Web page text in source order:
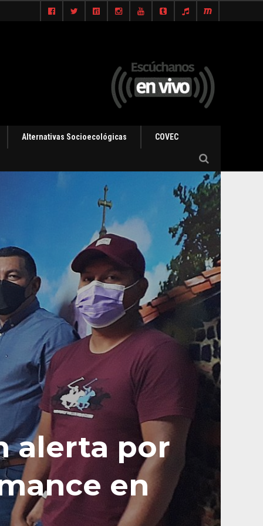
Alternativas Socioecológicas COVEC
alerta por
en